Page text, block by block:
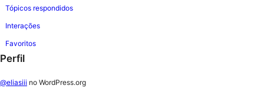
Tópicos respondidos
Interações
Favoritos
Perfil
@eliasiii no WordPress.org